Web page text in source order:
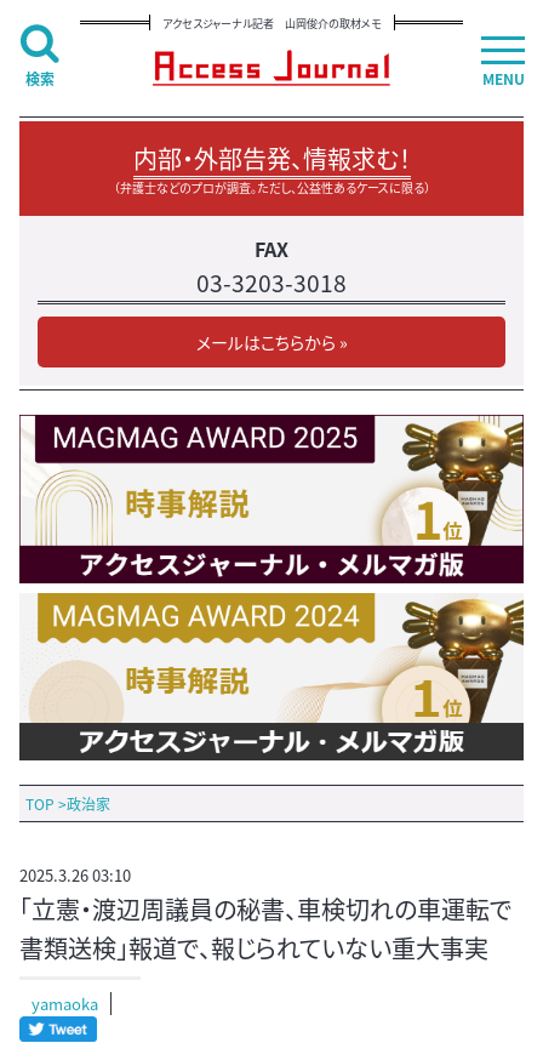
アクセスジャーナル記者 山岡俊介の取材メモ
内部・外部告発、情報求む！
（弁護士などのプロが調査。ただし、公益性あるケースに限る）
FAX
03-3203-3018
メールはこちらから »
TOP >政治家
2025.3.26 03:10
「立憲・渡辺周議員の秘書、車検切れの車運転で
書類送検」報道で、報じられていない重大事実
yamaoka
MENU
検索